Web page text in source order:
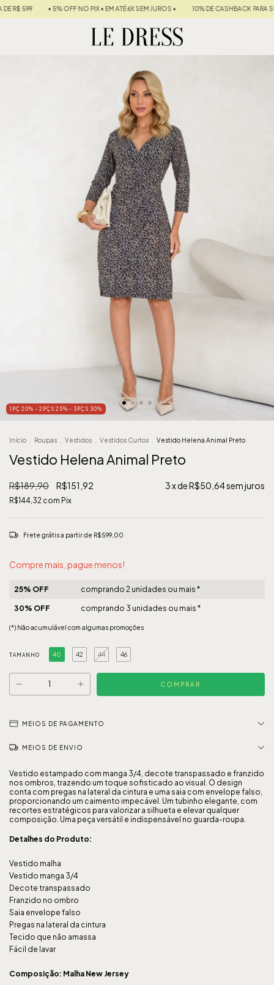
OFF NO PIX • EM ATÉ 6X SEM JUROS • 10% DE CASHBACK PARA SUA PRÓXIMA
1PÇ 20% - 2PÇS 25% - 3PÇS 30%
Início Roupas Vestidos Vestidos Curtos Vestido Helena Animal Preto
Vestido Helena Animal Preto
R$189,90 R$151,92 3x deR$50,64sem juros
R$144,32 com Pix
Frete grátisa partir de R$599,00
Compre mais, pague menos!
25% OFF comprando 2 unidades ou mais *
30% OFF comprando 3 unidades ou mais *
(*) Não acumulável com algumas promoções
TAMANHO 40 42 44 46
MEIOS DE PAGAMENTO
MEIOS DE ENVIO
Vestido estampado com manga 3/4, decote transpassado e franzido
nos ombros, trazendo um toque sofisticado ao visual. O design
conta com pregas na lateral da cintura e uma saia com envelope falso,
proporcionando um caimento impecável. Um tubinho elegante, com
recortes estratégicos para valorizar a silhueta e elevar qualquer
composição. Uma peça versátil e indispensável no guarda-roupa.
Detalhes do Produto:
Vestido malha
Vestido manga 3/4
Decote transpassado
Franzido no ombro
Saia envelope falso
Pregas na lateral da cintura
Tecido que não amassa
Fácil de lavar
Composição: Malha New Jersey